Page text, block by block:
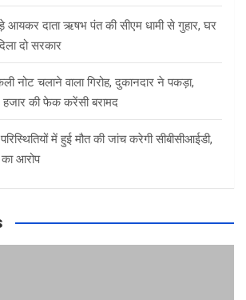
दाता ऋषभ पंत की सीएम धामी से गुहार, घर
दो सरकार
नोट चलाने वाला गिरोह, दुकानदार ने पकड़ा,
की फेक करेंसी बरामद
में हुई मौत की जांच करेगी सीबीसीआईडी,
का आरोप